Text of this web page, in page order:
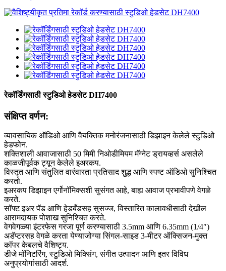
रेकॉर्डिंगसाठी स्टुडिओ हेडसेट DH7400
संक्षिप्त वर्णन:
व्यावसायिक ऑडिओ आणि वैयक्तिक मनोरंजनासाठी डिझाइन केलेले स्टुडिओ
हेडफोन.
शक्तिशाली आवाजासाठी 50 मिमी निओडीमियम मॅग्नेट ड्रायव्हर्स असलेले
काळजीपूर्वक ट्यून केलेले इअरकप.
विस्तृत आणि संतुलित वारंवारता प्रतिसाद शुद्ध आणि स्पष्ट ऑडिओ सुनिश्चित
करतो.
इअरकप डिझाइन एर्गोनॉमिक्सशी सुसंगत आहे, बाह्य आवाज प्रभावीपणे वेगळे
करते.
सॉफ्ट इअर पॅड आणि हेडबँडसह सुसज्ज, विस्तारित कालावधीसाठी देखील
आरामदायक पोशाख सुनिश्चित करते.
वेगवेगळ्या इंटरफेस गरजा पूर्ण करण्यासाठी 3.5mm आणि 6.35mm (1/4″)
अडॅप्टरसह वेगळे करता येण्याजोग्या सिंगल-साइड 3-मीटर ऑक्सिजन-मुक्त
कॉपर केबलचे वैशिष्ट्य.
डीजे मॉनिटरिंग, स्टुडिओ मिक्सिंग, संगीत उत्पादन आणि इतर विविध
अनुप्रयोगांसाठी आदर्श.